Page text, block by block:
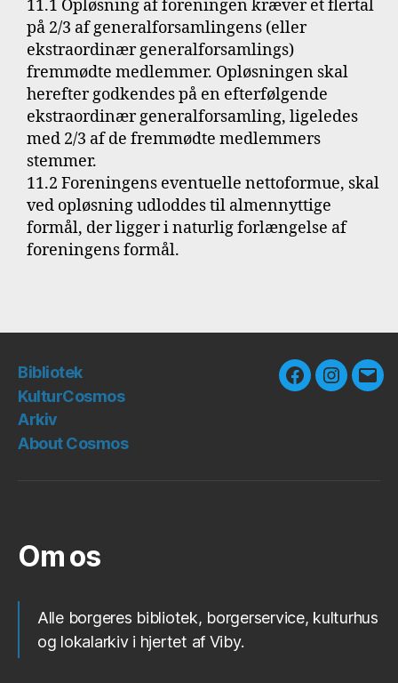
11.1 Opløsning af foreningen kræver et flertal
på 2/3 af generalforsamlingens (eller
ekstraordinær generalforsamlings)
fremmødte medlemmer. Opløsningen skal
herefter godkendes på en efterfølgende
ekstraordinær generalforsamling, ligeledes
med 2/3 af de fremmødte medlemmers
stemmer.
11.2 Foreningens eventuelle nettoformue, skal
ved opløsning udloddes til almennyttige
formål, der ligger i naturlig forlængelse af
foreningens formål.
Bibliotek
KulturCosmos
Arkiv
About Cosmos
FacebookE-
Om os
Alle borgeres bibliotek, borgerservice, kulturhus
og lokalarkiv i hjertet af Viby.